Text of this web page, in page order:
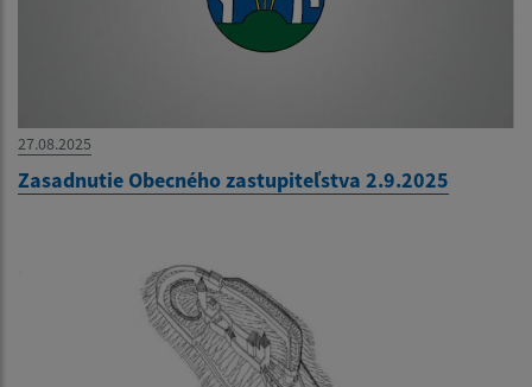
27.08.2025
Zasadnutie Obecného zastupiteľstva 2.9.2025